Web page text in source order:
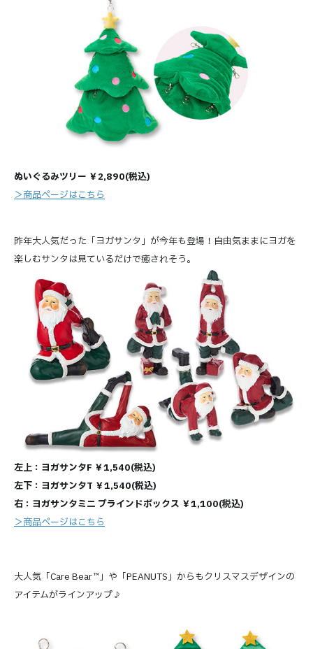
ぬいぐるみツリー ￥2,890(税込)
＞商品ページはこちら
昨年大人気だった「ヨガサンタ」が今年も登場！自由気ままにヨガを
楽しむサンタは見ているだけで癒されそう。
左上：ヨガサンタF ￥1,540(税込)
左下：ヨガサンタT ￥1,540(税込)
右：ヨガサンタミニ ブラインドボックス ￥1,100(税込)
＞商品ページはこちら
大人気「Care Bear™」や「PEANUTS」からもクリスマスデザインの
アイテムがラインアップ♪